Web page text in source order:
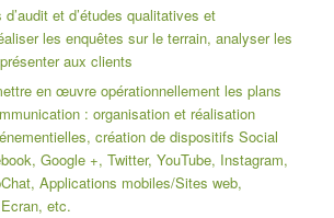
et d’études qualitatives et
les enquêtes sur le terrain, analyser les
aux clients
en œuvre opérationnellement les plans
: organisation et réalisation
création de dispositifs Social
Google +, Twitter, YouTube, Instagram,
Applications mobiles/Sites web,
etc.